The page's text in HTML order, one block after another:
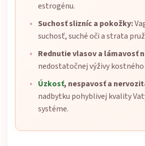
estrogénu.
Suchosť slizníc a pokožky:
suchosť, suché oči a strata
Rednutie vlasov a lámavosť
nedostatočnej výživy
Úzkosť, nespavosť a
nadbytku pohyblivej kvality
systéme.